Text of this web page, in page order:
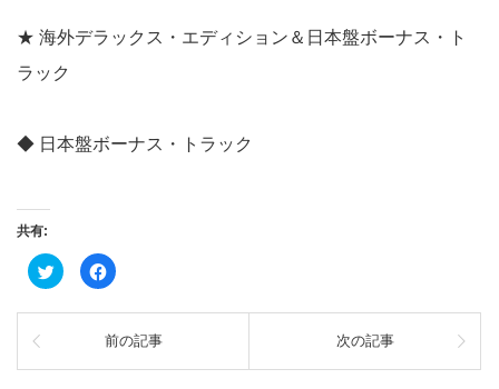
★ 海外デラックス・エディション＆日本盤ボーナス・ト
ラック
◆ 日本盤ボーナス・トラック
共有:
ク
リ
共
Facebook
で
る
に
ク
前の記事 次の記事